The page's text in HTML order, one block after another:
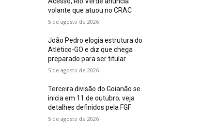
volante que atuou no CRAC
5 de agosto de 2026
João Pedro elogia estrutura do
Atlético-GO e diz que chega
preparado para ser titular
5 de agosto de 2026
Terceira divisão do Goianão se
inicia em 11 de outubro; veja
detalhes definidos pela FGF
5 de agosto de 2026